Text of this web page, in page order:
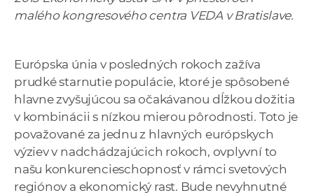
p
o
v
n
í
k
o
c
malého kongresového centra VEDA v Bratislave.
Európska únia v posledných rokoch zažíva
prudké starnutie populácie, ktoré je spôsobené
hlavne zvyšujúcou sa očakávanou dĺžkou dožitia
v kombinácii s nízkou mierou pôrodnosti. Toto je
považované za jednu z hlavných európskych
výziev v nadchádzajúcich rokoch, ovplyvní to
našu konkurencieschopnosť v rámci svetových
regiónov a ekonomický rast. Bude nevyhnutné